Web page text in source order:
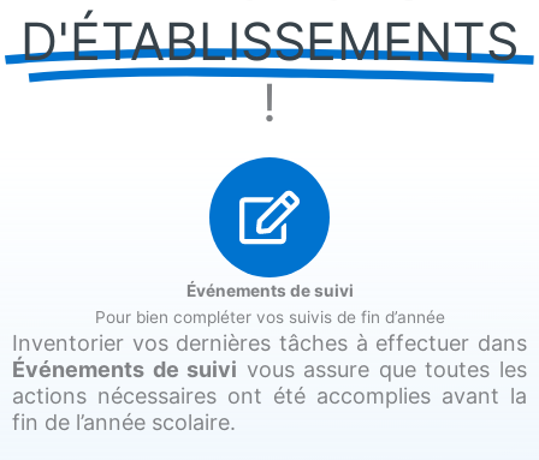
D'ÉTABLISSEMENTS
!
Événements de suivi
Pour bien compléter vos suivis de fin d’année
Inventorier vos dernières tâches à effectuer dans
Événements de suivi vous assure que toutes les
actions nécessaires ont été accomplies avant la
fin de l’année scolaire.